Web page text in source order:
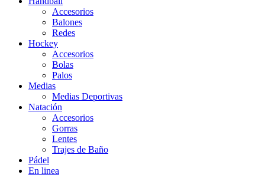
Accesorios
Balones
Redes
Hockey
Accesorios
Bolas
Palos
Medias
Medias Deportivas
Natación
Accesorios
Gorras
Lentes
Trajes de Baño
Pádel
En linea